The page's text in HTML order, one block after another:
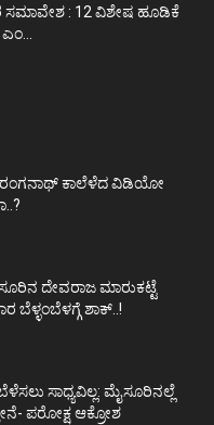
ಸಮಾವೇಶ : 12 ವಿಶೇಷ ಹೂಡಿಕೆ
ರಂಗನಾಥ್ ಕಾಲೆಳೆದ ವಿಡಿಯೋ
ದೇವರಾಜ ಮಾರುಕಟ್ಟೆ
ಬೆಳ್ಳಂಬೆಳಗ್ಗೆ ಶಾಕ್..!
ಸಾಧ್ಯವಿಲ್ಲ: ಮೈಸೂರಿನಲ್ಲೆ
ಪರೋಕ್ಷ ಆಕ್ರೋಶ